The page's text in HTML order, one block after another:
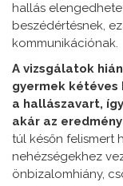
hallás
beszédértésnek,
kommunikációnak.
A vizsgálatok
gyermek kétéves
a hallászavart,
akár az
túl későn felismert
nehézségekhez
önbizalomhiány,